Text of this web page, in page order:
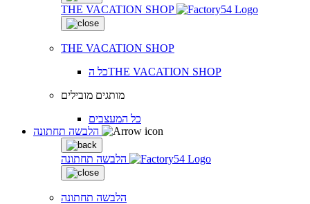
THE VACATION SHOP
THE VACATION SHOP
כל הTHE VACATION SHOP
מותגים מובילים
כל המעצבים
הלבשה תחתונה
הלבשה תחתונה